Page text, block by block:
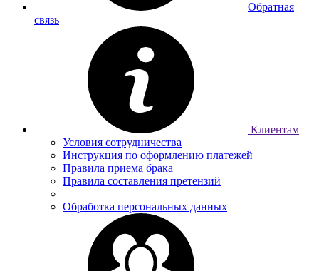
Обратная
связь
Клиентам
Условия сотрудничества
Инструкция по оформлению платежей
Правила приема брака
Правила составления претензий
Обработка персональных данных